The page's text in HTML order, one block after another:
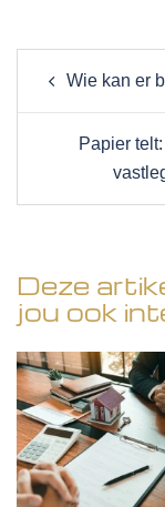
PostWie kan er
Papier
Deze
jou ook